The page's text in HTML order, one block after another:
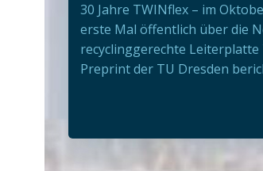
30 Jahre TWINflex – im
erste Mal öffentlich über die
recyclinggerechte Leiterplatte
Preprint der TU Dresden